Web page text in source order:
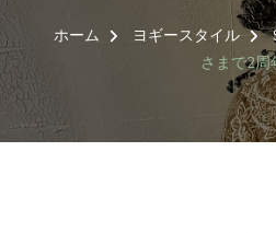
ホーム ヨギースタイル
さまで2周